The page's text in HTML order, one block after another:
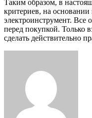
Таким образом, в
критериев, на основании
электроинструмент. Все
перед покупкой. Только
сделать действительно